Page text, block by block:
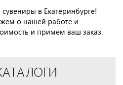
в Екатеринбурге!
о нашей работе и
и примем ваш заказ.